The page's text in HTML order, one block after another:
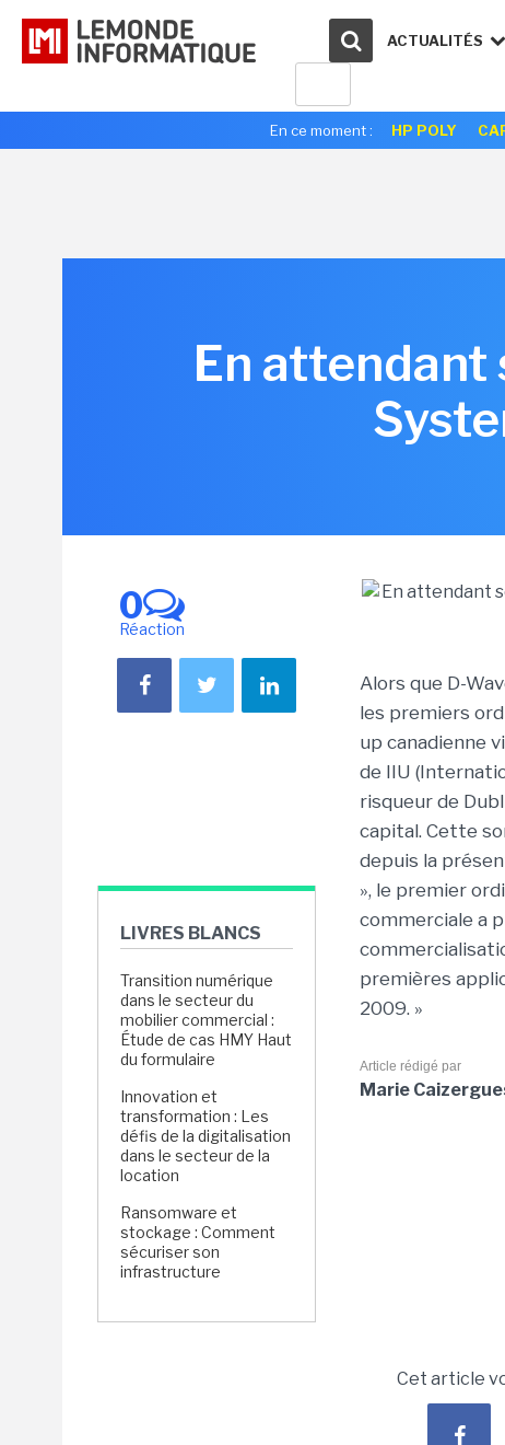
ACTUALITÉS
En ce moment : HP POLY
En attendant
0
Réaction
LIVRES BLANCS
Transition numérique
dans le secteur du
mobilier commercial :
Étude de cas HMY Haut
du formulaire
Innovation et
transformation : Les
défis de la digitalisation
dans le secteur de la
location
Ransomware et
stockage : Comment
sécuriser son
infrastructure
Alors que D-
les premiers
up canadienne
de IIU
risqueur de
capital. Cette
depuis la
», le premier
commerciale a
premières
2009. »
Article rédigé par
Marie
Cet article